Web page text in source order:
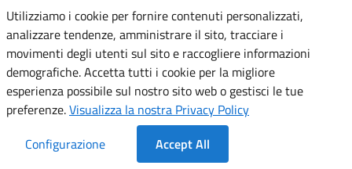
Dichiarazione di accessibilità
Informativa cookie
Utilizziamo i cookie per fornire contenuti personalizzati,
analizzare tendenze, amministrare il sito, tracciare i
movimenti degli utenti sul sito e raccogliere informazioni
demografiche. Accetta tutti i cookie per la migliore
esperienza possibile sul nostro sito web o gestisci le tue
preferenze.Visualizza la nostra Privacy Policy
Configurazione
Accept All